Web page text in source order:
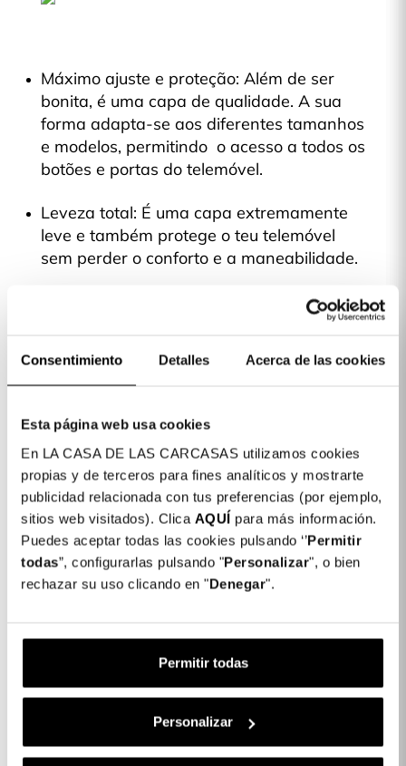
Consentimiento Detalles Acerca de las cookies
Esta página web usa cookies
En LA CASA DE LAS CARCASAS utilizamos cookies
propias y de terceros para fines analíticos y mostrarte
publicidad relacionada con tus preferencias (por ejemplo,
sitios web visitados). Clica AQUÍ para más información.
Puedes aceptar todas las cookies pulsando ‘’Permitir
todas”, configurarlas pulsando "Personalizar", o bien
rechazar su uso clicando en "Denegar".
Permitir todas
Personalizar
Máximo ajuste e proteção: Além de ser
bonita, é uma capa de qualidade. A sua
forma adapta-se aos diferentes tamanhos
e modelos, permitindo o acesso a todos os
botões e portas do telemóvel.
Leveza total: É uma capa extremamente
leve e também protege o teu telemóvel
sem perder o conforto e a maneabilidade.
Fabricada com materiais de qualidade:
Detalhes do produto
Cor: Rosa
COLORES DISPONIBLES
Transparente
Rosa Lilás
O Glitter está de volta para fazer
brilhar o teu telemóvel